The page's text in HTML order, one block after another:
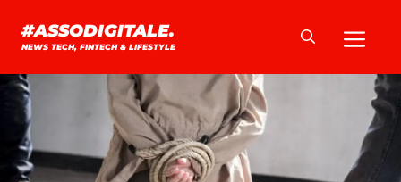
#ASSODIGITALE.
NEWS TECH, FINTECH & LIFESTYLE